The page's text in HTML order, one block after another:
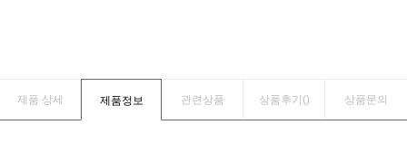
제품 상세 제품정보 관련상품 상품후기() 상품문의